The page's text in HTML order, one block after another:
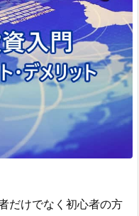
だけでなく初心者の方